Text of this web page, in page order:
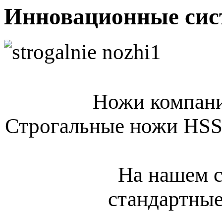
Инновационные
Ножи
Строгальные ножи
На нашем